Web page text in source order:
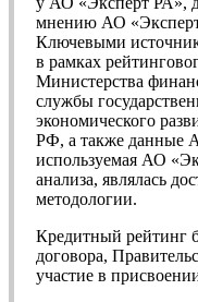
мнению АО
Ключевыми
в рамках
Министерства
службы
экономического
РФ, а также данные
используемая АО
анализа, являлась
методологии.
Кредитный рейтинг
договора,
участие в